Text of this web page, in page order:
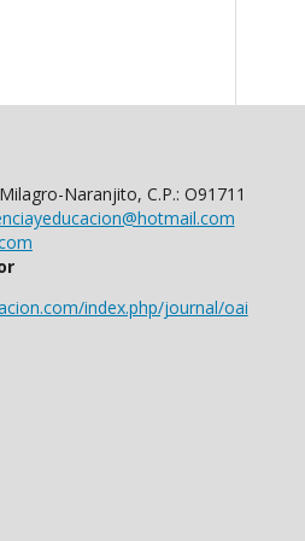
Naranjito, C.P.: O91711
index.php/journal/oai